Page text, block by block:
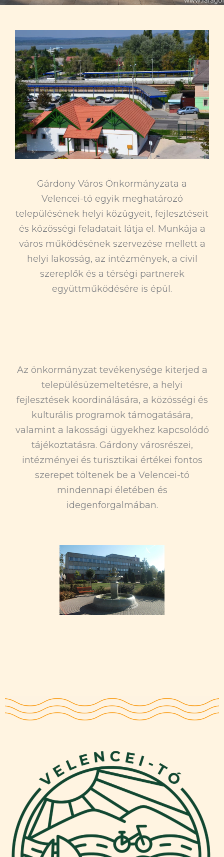
b
o
k
e
Gárdony Város Önkormányzata a
Velencei-tó egyik meghatározó
településének helyi közügyeit, fejlesztéseit
és közösségi feladatait látja el. Munkája a
város működésének szervezése mellett a
helyi lakosság, az intézmények, a civil
szereplők és a térségi partnerek
együttműködésére is épül.
Az önkormányzat tevékenysége kiterjed a
településüzemeltetésre, a helyi
fejlesztések koordinálására, a közösségi és
kulturális programok támogatására,
valamint a lakossági ügyekhez kapcsolódó
tájékoztatásra. Gárdony városrészei,
intézményei és turisztikai értékei fontos
szerepet töltenek be a Velencei-tó
mindennapi életében és
idegenforgalmában.